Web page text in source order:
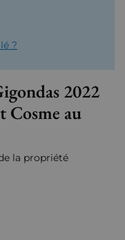
?
2022
Cosme au
la propriété